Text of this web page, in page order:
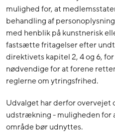
mulighed for, at
behandling af
med henblik på kunstnerisk
fastsætte fritagelser efter
direktivets kapitel 2, 4 og 6,
nødvendige for at forene
reglerne om ytringsfrihed.
Udvalget har derfor overvejet
udstrækning - muligheden for
område bør udnyttes.